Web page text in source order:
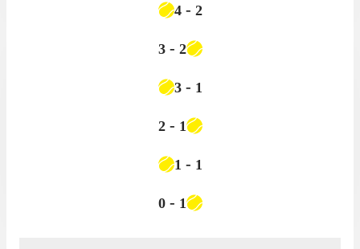
4 - 2
3 - 2
3 - 1
2 - 1
1 - 1
0- 1